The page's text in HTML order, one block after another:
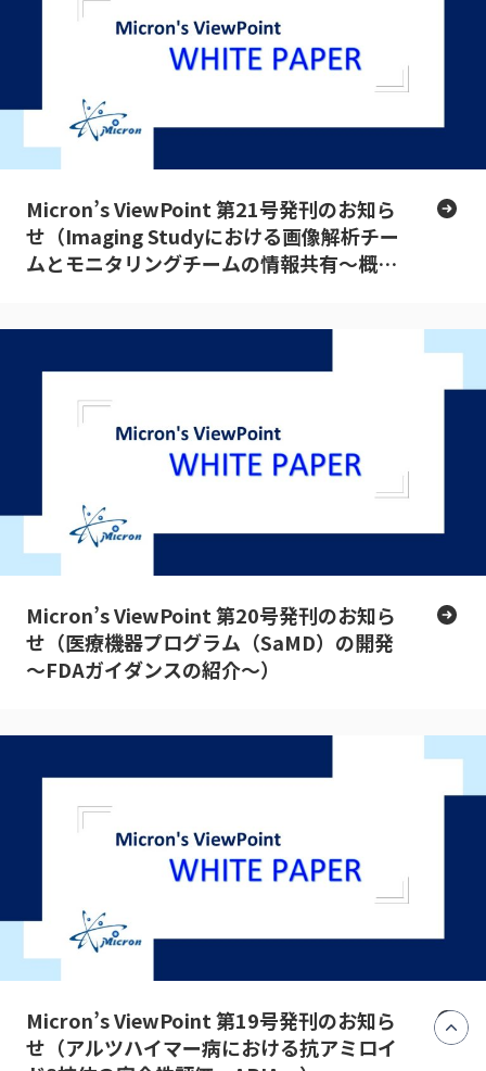
Micron’s ViewPoint 第21号発刊のお知ら
せ（Imaging Studyにおける画像解析チー
ムとモニタリングチームの情報共有～概論
Micron’s ViewPoint 第20号発刊のお知ら
せ（医療機器プログラム（SaMD）の開発
～FDAガイダンスの紹介～）
Micron’s ViewPoint 第19号発刊のお知ら
せ（アルツハイマー病における抗アミロイ